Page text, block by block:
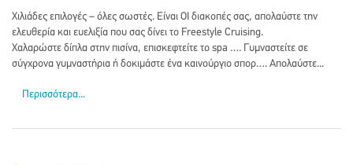
Χιλιάδες επιλογές – όλες σωστές. Είναι ΟΙ διακοπές σας, απολαύστε την
ελευθερία και ευελιξία που σας δίνει το Freestyle Cruising.
Χαλαρώστε δίπλα στην πισίνα, επισκεφτείτε το spa …. Γυμναστείτε σε
σύγχρονα γυμναστήρια ή δοκιμάστε ένα καινούργιο σπορ…. Απολαύστε...
Περισσότερα...